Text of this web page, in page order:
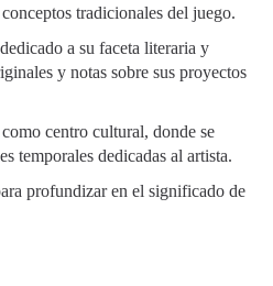
tradicionales del juego.
a su faceta literaria y
y notas sobre sus proyectos
centro cultural, donde se
temporales dedicadas al artista.
profundizar en el significado de